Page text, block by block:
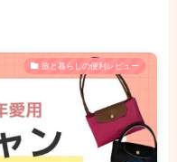
旅と暮らしの便利レビュー